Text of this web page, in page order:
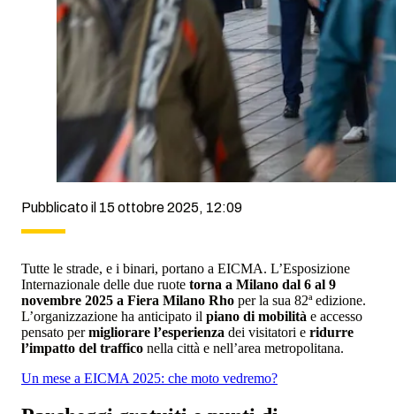
Pubblicato il 15 ottobre 2025, 12:09
Tutte le strade, e i binari, portano a EICMA. L’Esposizione
Internazionale delle due ruote torna a Milano dal 6 al 9
novembre 2025 a Fiera Milano Rho per la sua 82ª edizione.
L’organizzazione ha anticipato il piano di mobilità e accesso
pensato permigliorare l’esperienza dei visitatori e ridurre
l’impatto del traffico nella città e nell’area metropolitana.
Un mese a EICMA 2025: che moto vedremo?